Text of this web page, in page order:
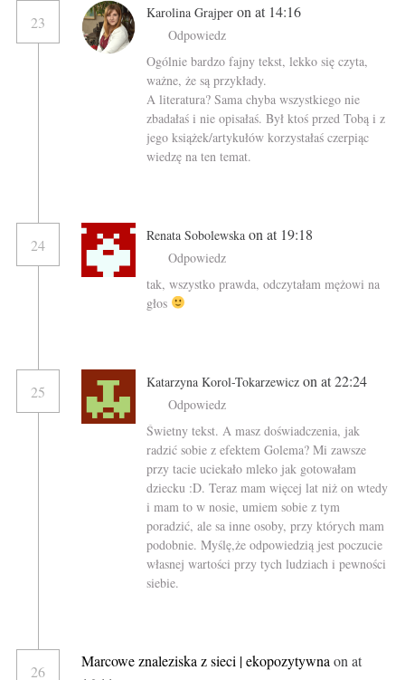
23
Karolina Grajper on at 14:16
Odpowiedz
Ogólnie bardzo fajny tekst, lekko się czyta,
ważne, że są przykłady.
A literatura? Sama chyba wszystkiego nie
zbadałaś i nie opisałaś. Był ktoś przed Tobą i z
jego książek/artykułów korzystałaś czerpiąc
wiedzę na ten temat.
24
Renata Sobolewska on at 19:18
Odpowiedz
tak, wszystko prawda, odczytałam mężowi na
głos
25
Katarzyna Korol-Tokarzewicz on at 22:24
Odpowiedz
Świetny tekst. A masz doświadczenia, jak
radzić sobie z efektem Golema? Mi zawsze
przy tacie uciekało mleko jak gotowałam
dziecku :D. Teraz mam więcej lat niż on wtedy
i mam to w nosie, umiem sobie z tym
poradzić, ale sa inne osoby, przy których mam
podobnie. Myślę,że odpowiedzią jest poczucie
własnej wartości przy tych ludziach i pewności
siebie.
26
Marcowe znaleziska z sieci | ekopozytywna on at